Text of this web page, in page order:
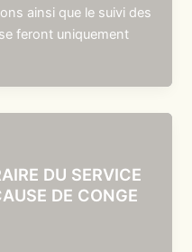
ainsi que le suivi des
feront uniquement
DU SERVICE
DE CONGE